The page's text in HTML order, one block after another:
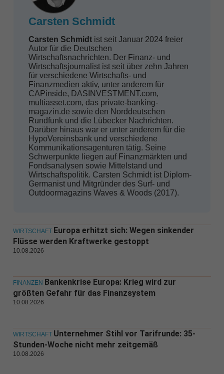
Carsten Schmidt
Carsten Schmidtist seit Januar 2024 freier
Autor für die Deutschen
Wirtschafts­nachrichten. Der Finanz- und
Wirtschaftsjournalist ist seit über zehn Jahren
für verschiedene Wirtschafts- und
Finanzmedien aktiv, unter anderem für
CAPinside, DASINVESTMENT.com,
multiasset.com, das private-banking-
magazin.de sowie den Norddeutschen
Rundfunk und die Lübecker Nachrichten.
Darüber hinaus war er unter anderem für die
HypoVereinsbank und verschiedene
Kommunikationsagenturen tätig. Seine
Schwerpunkte liegen auf Finanzmärkten und
Fondsanalysen sowie Mittelstand und
Wirtschaftspolitik. Carsten Schmidt ist Diplom-
Germanist und Mitgründer des Surf- und
Outdoormagazins Waves & Woods (2017).
WIRTSCHAFT Europa erhitzt sich: Wegen sinkender
Flüsse werden Kraftwerke gestoppt
10.08.2026
FINANZEN Bankenkrise Europa: Krieg wird zur
größten Gefahr für das Finanzsystem
10.08.2026
WIRTSCHAFT Unternehmer Stihl vor Tarifrunde: 35-
Stunden-Woche nicht mehr zeitgemäß
10.08.2026